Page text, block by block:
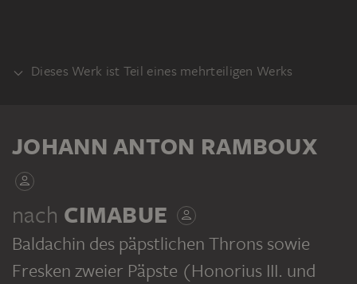
Dieses Werk ist Teil eines mehrteiligen Werks
JOHANN ANTON RAMBOUX
JOHANN ANTON RAMBOUX
nach CIMABUE
Baldachin des päpstlichen Throns sowie
Fresken zweier Päpste (Honorius III. und